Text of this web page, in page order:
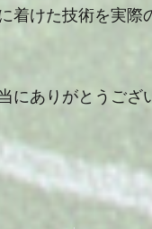
けた技術を実
にありがとうござ